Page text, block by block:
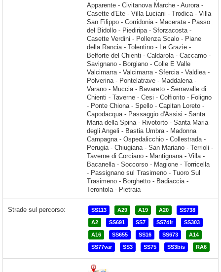
Strade sul percorso: SS113 A29 A19 A20 SS738
A2 SS691 SS7 SS7dir SS303
A16 SS655 SS16 SS673 A14
SS77var SS3 SS75 SS3bis RA6